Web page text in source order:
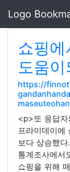
Logo
쇼핑
도움
https://
<p>또 응답자
프라이데이에
보다 상승했
통계조사에서
쇼핑을 위해